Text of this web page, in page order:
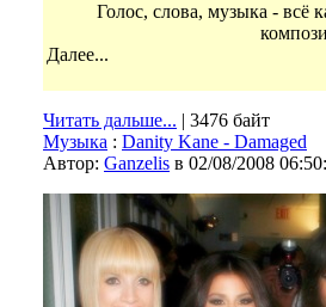
Голос, слова, музыка - всё
Далее...
Читать дальше... | 3476 байт
Музыка : Danity Kane - Damaged
Автор: Ganzelis в 02/08/2008